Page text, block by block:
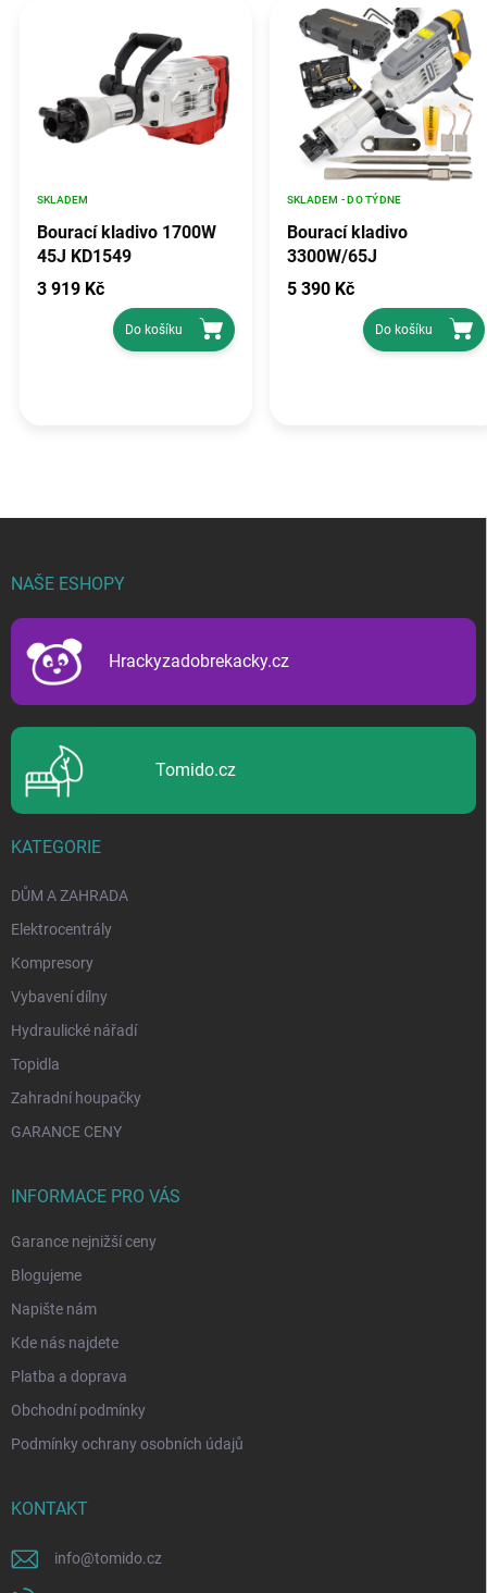
Bourací kladivo 1700W
45J KD1549
SKLADEM
3 919 Kč
Do košíku
Bourací kladivo
3300W/65J
SKLADEM - DO TÝDNE
5 390 Kč
Do košíku
NAŠE ESHOPY
Hrackyzadobrekacky.cz
Tomido.cz
KATEGORIE
DŮM A ZAHRADA
Elektrocentrály
Kompresory
Vybavení dílny
Hydraulické nářadí
Topidla
Zahradní houpačky
GARANCE CENY
INFORMACE PRO VÁS
Garance nejnižší ceny
Blogujeme
Napište nám
Kde nás najdete
Platba a doprava
Obchodní podmínky
Podmínky ochrany osobních údajů
KONTAKT
info@tomido.cz